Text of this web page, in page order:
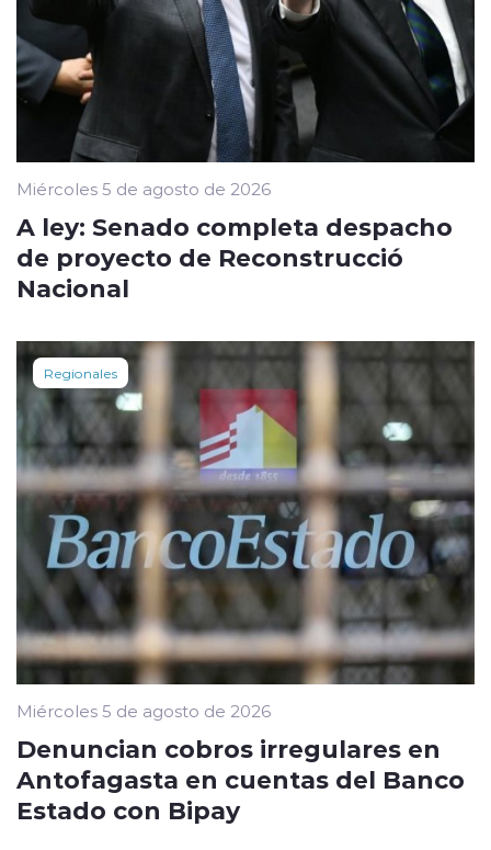
Miércoles 5 de agosto de 2026
A ley: Senado completa despacho
de proyecto de Reconstrucció
Nacional
Regionales
Miércoles 5 de agosto de 2026
Denuncian cobros irregulares en
Antofagasta en cuentas del Banco
Estado con Bipay